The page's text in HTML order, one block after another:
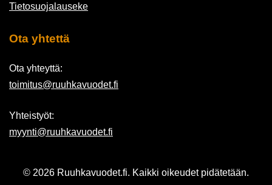
Tietosuojalauseke
Ota yhtettä
Ota yhteyttä:
toimitus@ruuhkavuodet.fi
Yhteistyöt:
myynti@ruuhkavuodet.fi
© 2026 Ruuhkavuodet.fi. Kaikki oikeudet pidätetään.